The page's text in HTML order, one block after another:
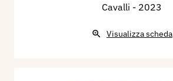
Cavalli - 2023
Visualizza scheda